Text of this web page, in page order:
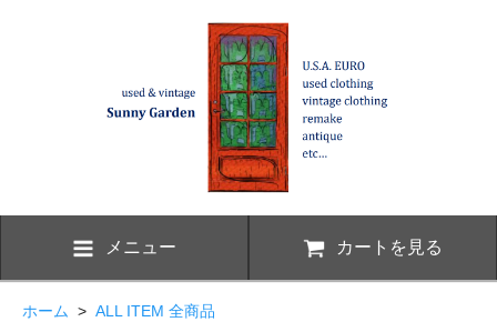
メニュー カートを見る
ホーム > ALL ITEM 全商品